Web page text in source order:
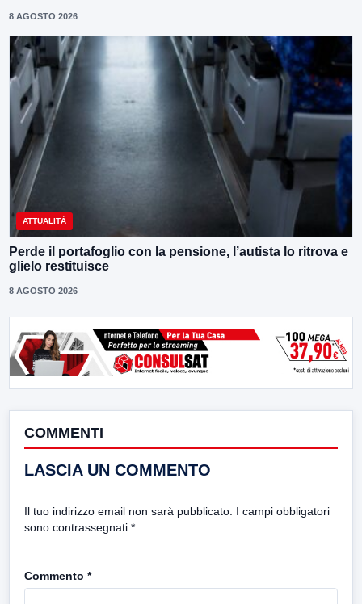
8 AGOSTO 2026
ATTUALITÀ
Perde il portafoglio con la pensione, l’autista lo ritrova e
glielo restituisce
8 AGOSTO 2026
COMMENTI
LASCIA UN COMMENTO
Il tuo indirizzo email non sarà pubblicato. I campi obbligatori
sono contrassegnati *
Commento *